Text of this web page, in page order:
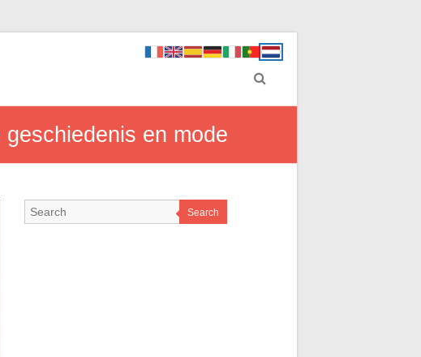
en mode
Search